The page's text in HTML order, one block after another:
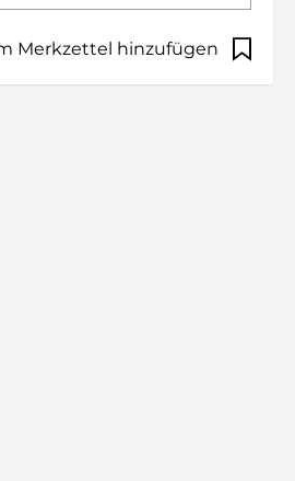
Merkzettel hinzufügen